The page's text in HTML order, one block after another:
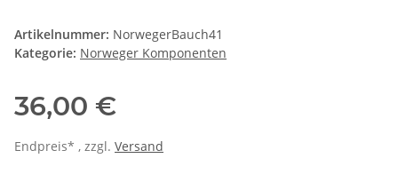
Artikelnummer: NorwegerBauch41
Kategorie: Norweger Komponenten
36,00 €
Endpreis* , zzgl. Versand